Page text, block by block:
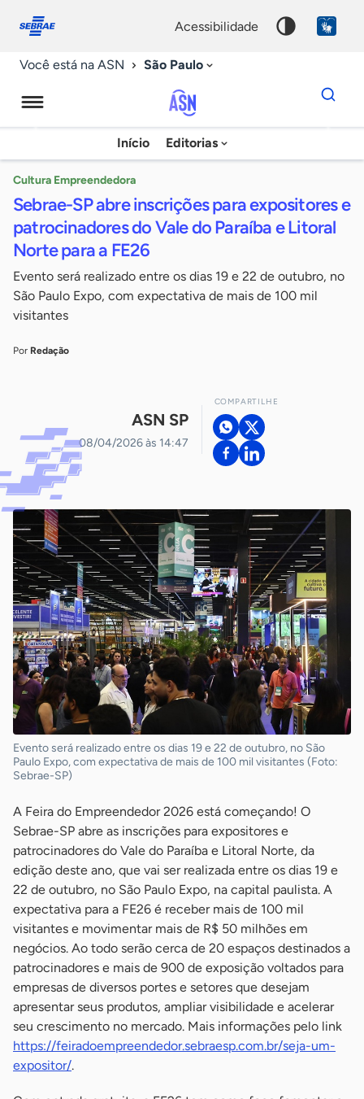
conosco
acessibilidade
Você está na ASN São Paulo
Agência
Sebrae
Notícias
Início Editorias
Dados
para
chave
Cultura Empreendedora
Sebrae-SP abre inscrições para expositores e
patrocinadores do Vale do Paraíba e Litoral
Norte para a FE26
Evento será realizado entre os dias 19 e 22 de outubro, no
São Paulo Expo, com expectativa de mais de 100 mil
visitantes
Por Redação
ASN SP
08/04/2026 às 14:47
COMPARTILHE
Evento será realizado entre os dias 19 e 22 de outubro, no São
Paulo Expo, com expectativa de mais de 100 mil visitantes (Foto:
Sebrae-SP)
A Feira do Empreendedor 2026 está começando! O
Sebrae-SP abre as inscrições para expositores e
patrocinadores do Vale do Paraíba e Litoral Norte, da
edição deste ano, que vai ser realizada entre os dias 19 e
22 de outubro, no São Paulo Expo, na capital paulista. A
expectativa para a FE26 é receber mais de 100 mil
visitantes e movimentar mais de R$ 50 milhões em
negócios. Ao todo serão cerca de 20 espaços destinados a
patrocinadores e mais de 900 de exposição voltados para
empresas de diversos portes e setores que desejam
apresentar seus produtos, ampliar visibilidade e acelerar
seu crescimento no mercado. Mais informações pelo link
https://feiradoempreendedor.sebraesp.com.br/seja-um-
expositor/.